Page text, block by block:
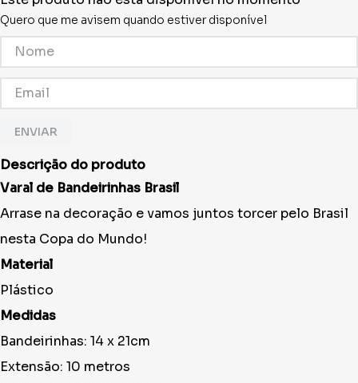
Quero que me avisem quando estiver disponível
ENVIAR
Descrição do produto
Varal de Bandeirinhas Brasil
Arrase na decoração e vamos juntos torcer pelo Brasil
nesta Copa do Mundo!
Material
Plástico
Medidas
Bandeirinhas: 14 x 21cm
Extensão: 10 metros